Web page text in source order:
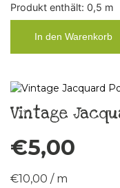
Produkt enthält: 0,5 m
In den Warenkorb
Vintage
€5,00
€10,00 / m